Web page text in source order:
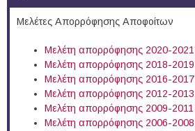
Μελέτες Απορρόφησης Αποφοίτων
Μελέτη απορρόφησης 2020-2021
Μελέτη απορρόφησης 2018-2019
Μελέτη απορρόφησης 2016-2017
Μελέτη απορρόφησης 2012-2013
Μελέτη απορρόφησης 2009-2011
Μελέτη απορρόφησης 2006-2008